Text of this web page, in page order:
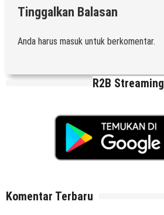
Tinggalkan Balasan
Anda harus masuk untuk berkomentar.
R2B Streaming
Komentar Terbaru